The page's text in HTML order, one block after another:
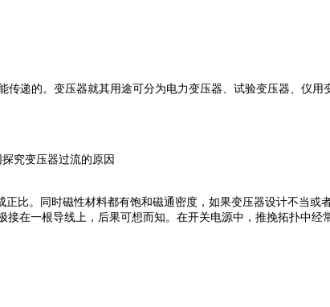
递的。变压器就其用途可分为电力变压器、试验变压器、仪用
比。同时磁性材料都有饱和磁通密度，如果变压器设计不当或
在一根导线上，后果可想而知。在开关电源中，推挽拓扑中经